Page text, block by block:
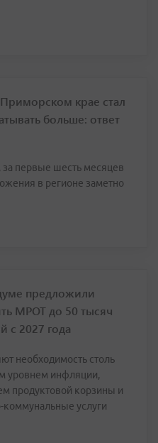
крае стал
больше: ответ
первые шесть месяцев
в регионе заметно
предложили
МРОТ до 50 тысяч
с 2027 года
необходимость столь
уровнем инфляции,
продуктовой корзины и
услуги